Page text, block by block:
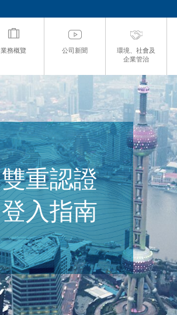
業務概覽 公司新聞
環境、社會及
企業管治
雙重認證
登入指南